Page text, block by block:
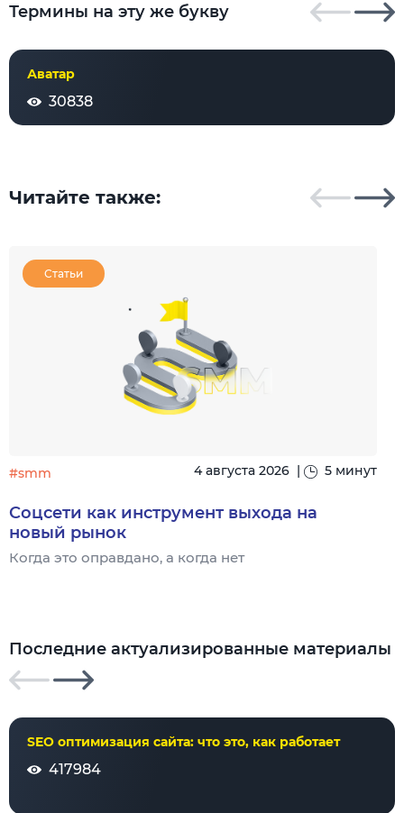
Термины на эту же букву
Аватар
30838
Читайте также:
Статьи
#smm 4 августа 2026 | 5 минут
Соцсети как инструмент выхода на
новый рынок
Когда это оправдано, а когда нет
Последние актуализированные материалы
SEO оптимизация сайта: что это, как работает
417984